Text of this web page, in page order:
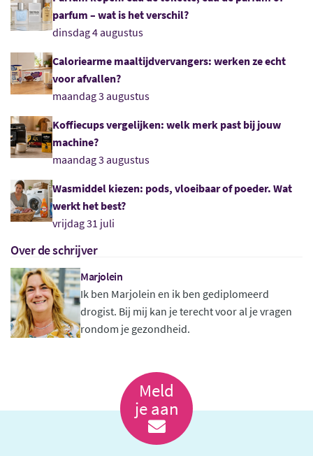
parfum – wat is het verschil?
dinsdag 4 augustus
Caloriearme maaltijdvervangers: werken ze echt
voor afvallen?
maandag 3 augustus
Koffiecups vergelijken: welk merk past bij jouw
machine?
maandag 3 augustus
Wasmiddel kiezen: pods, vloeibaar of poeder. Wat
werkt het best?
vrijdag 31 juli
Over de schrijver
Marjolein
Ik ben Marjolein en ik ben gediplomeerd
drogist. Bij mij kan je terecht voor al je vragen
rondom je gezondheid.
Meld
je aan